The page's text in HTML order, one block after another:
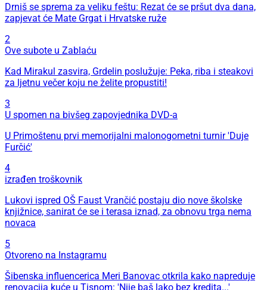
Drniš se sprema za veliku feštu: Rezat će se pršut dva dana,
zapjevat će Mate Grgat i Hrvatske ruže
2
Ove subote u Zablaću
Kad Mirakul zasvira, Grdelin poslužuje: Peka, riba i steakovi
za ljetnu večer koju ne želite propustiti!
3
U spomen na bivšeg zapovjednika DVD-a
U Primoštenu prvi memorijalni malonogometni turnir 'Duje
Furčić'
4
izrađen troškovnik
Lukovi ispred OŠ Faust Vrančić postaju dio nove školske
knjižnice, sanirat će se i terasa iznad, za obnovu trga nema
novaca
5
Otvoreno na Instagramu
Šibenska influencerica Meri Banovac otkrila kako napreduje
renovacija kuće u Tisnom: 'Nije baš lako bez kredita...'